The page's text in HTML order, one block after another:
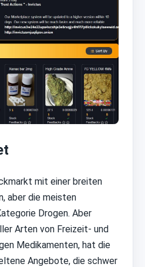
mit einer breiten
aber die meisten
Drogen. Aber
Arten von Freizeit- und
Medikamenten, hat die
Angebote, die schwer